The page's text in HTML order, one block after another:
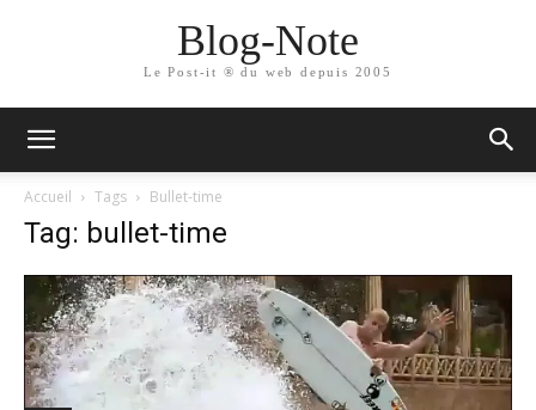
Blog-Note
Le Post-it ® du web depuis 2005
Accueil Tags Bullet-time
Tag: bullet-time